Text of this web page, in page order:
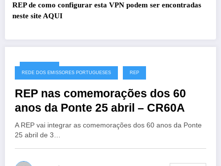
REP de como configurar esta VPN podem ser encontradas
neste site AQUI
27/07/2026
REDE DOS EMISSORES PORTUGUESES REP
REP nas comemorações dos 60
anos da Ponte 25 abril – CR60A
A REP vai integrar as comemorações dos 60 anos da Ponte
25 abril de 3…